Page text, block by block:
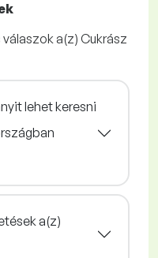
a(z) Cukrász
lehet keresni
a(z)